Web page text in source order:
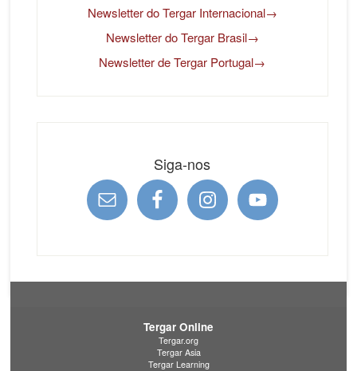
Newsletter do Tergar Internacional→
Newsletter do Tergar Brasil→
Newsletter de Tergar Portugal→
Siga-nos
Tergar Online
Tergar.org
Tergar Asia
Tergar Learning